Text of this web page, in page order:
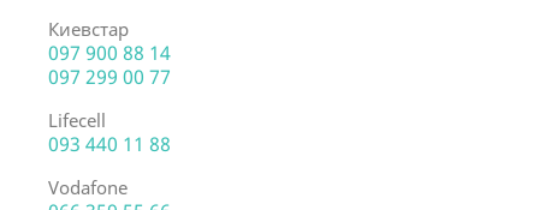
Киевстар
097 900 88 14
097 299 00 77
Lifecell
093 440 11 88
Vodafone